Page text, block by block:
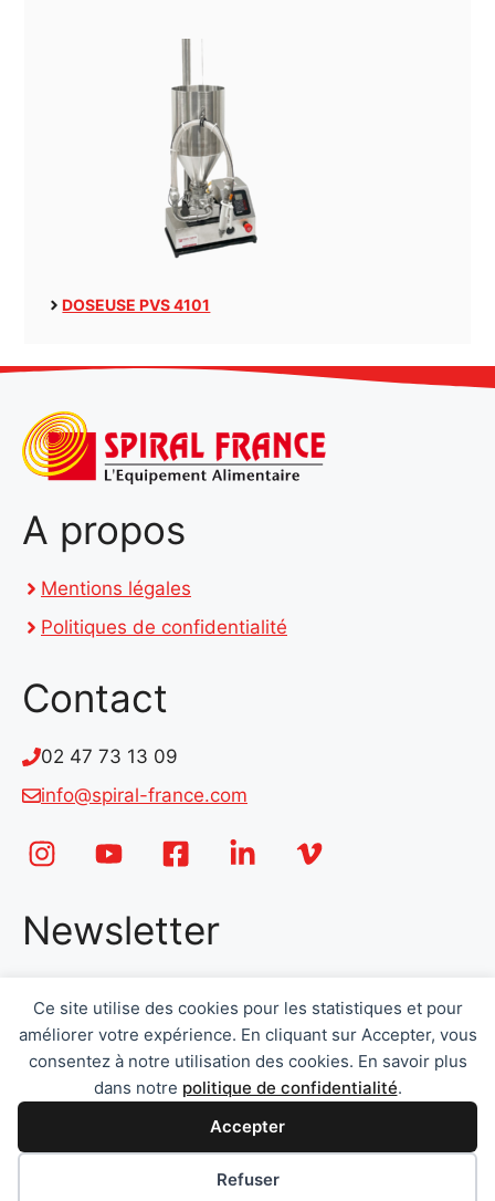
Ce site utilise des cookies pour les statistiques et pour
améliorer votre expérience. En cliquant sur Accepter, vous
consentez à notre utilisation des cookies. En savoir plus
dans notre politique de confidentialité.
Accepter
Refuser
Préférences des cookies
DOSEUSE PVS 4101
A propos
Mentions légales
Politiques de confidentialité
Contact
02 47 73 13 09
info@spiral-france.com
Newsletter
Email*